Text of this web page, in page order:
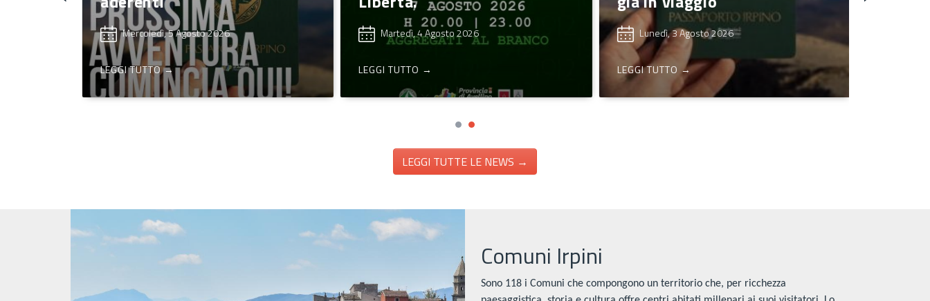
Mercoledì, 5 Agosto 2026
LEGGI TUTTO →
Martedì, 4 Agosto 2026
LEGGI TUTTO →
Lunedì, 3 Agosto 2026
LEGGI TUTTO →
LEGGI TUTTE LE NEWS →
Comuni Irpini
Sono 118 i Comuni che compongono un territorio che, per ricchezza